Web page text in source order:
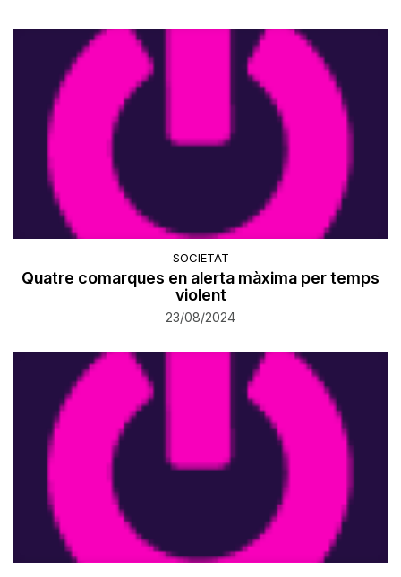
SOCIETAT
Quatre comarques en alerta màxima per temps
violent
23/08/2024